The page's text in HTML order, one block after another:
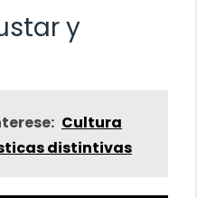
y
Cultura
distintivas